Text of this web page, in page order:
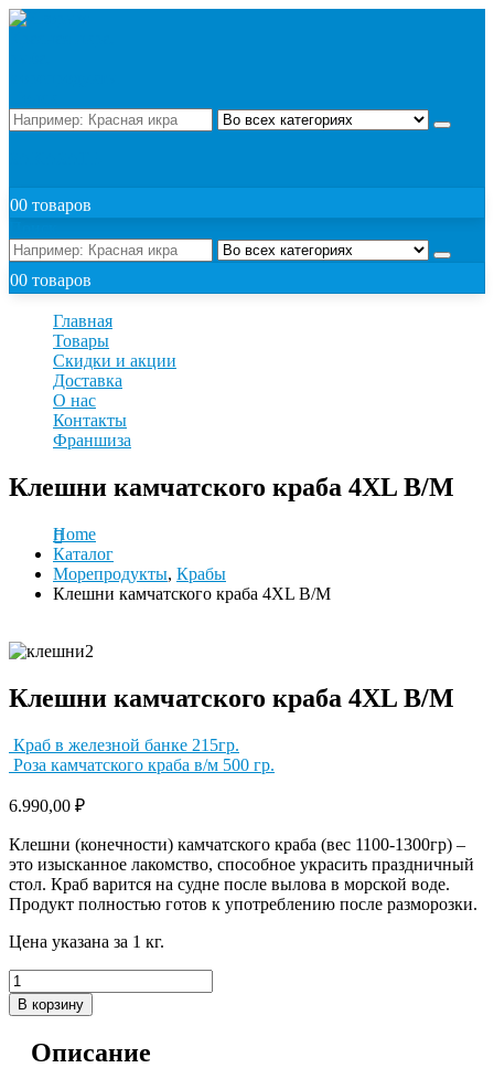
00 товаров
00 товаров
Главная
Товары
Скидки и акции
Доставка
О нас
Контакты
Франшиза
Клешни камчатского краба 4XL В/М
Home
Каталог
Морепродукты, Крабы
Клешни камчатского краба 4XL В/М
Клешни камчатского краба 4XL В/М
Краб в железной банке 215гр.
Роза камчатского краба в/м 500 гр.
6.990,00 ₽
Клешни (конечности) камчатского краба (вес 1100-1300гр) –
это изысканное лакомство, способное украсить праздничный
стол. Краб варится на судне после вылова в морской воде.
Продукт полностью готов к употреблению после разморозки.
Цена указана за 1 кг.
В корзину
Описание